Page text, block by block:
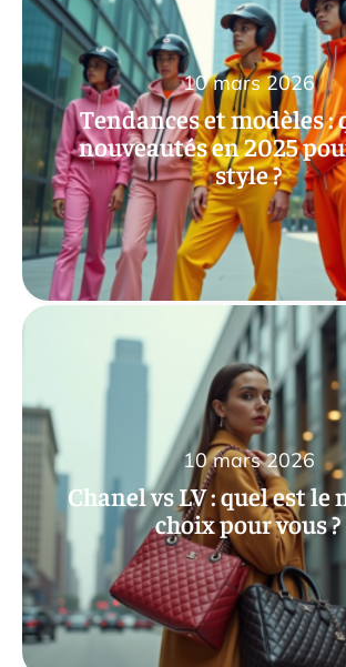
Tendances et modèles :
nouveautés en 2025
style ?
10 mars 2026
Chanel vs LV : quel est
choix pour vous ?
10 mars 2026